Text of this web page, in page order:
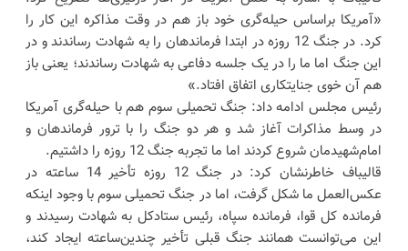
«آمریکا براساس حیله‌گری خود باز هم در وقت مذاکره این کار را
کرد. در جنگ 12 روزه در ابتدا فرماندهان را به شهادت رساندند و در
این جنگ اما ما را در یک جلسه دفاعی به شهادت رساندند؛ یعنی باز
هم آن خوی جنایتکاری اتفاق افتاد.»
رئیس مجلس ادامه داد: جنگ تحمیلی سوم هم با حیله‌گری آمریکا
در وسط مذاکرات آغاز شد و هر دو جنگ را با ترور فرماندهان و
امام‌شهیدمان شروع کردند اما ما تجربه جنگ 12 روزه را داشتیم.
قالیباف خاطرنشان کرد: در جنگ 12 روزه تأخیر 14 ساعته در
عکس‌العمل ما شکل گرفت، اما در جنگ تحمیلی سوم با وجود اینکه
فرمانده کل قوا، فرمانده سپاه، رئیس ستادکل به شهادت رسیدند و
این می‌توانست همانند جنگ قبلی تأخیر چندین‌ساعته ایجاد کند،